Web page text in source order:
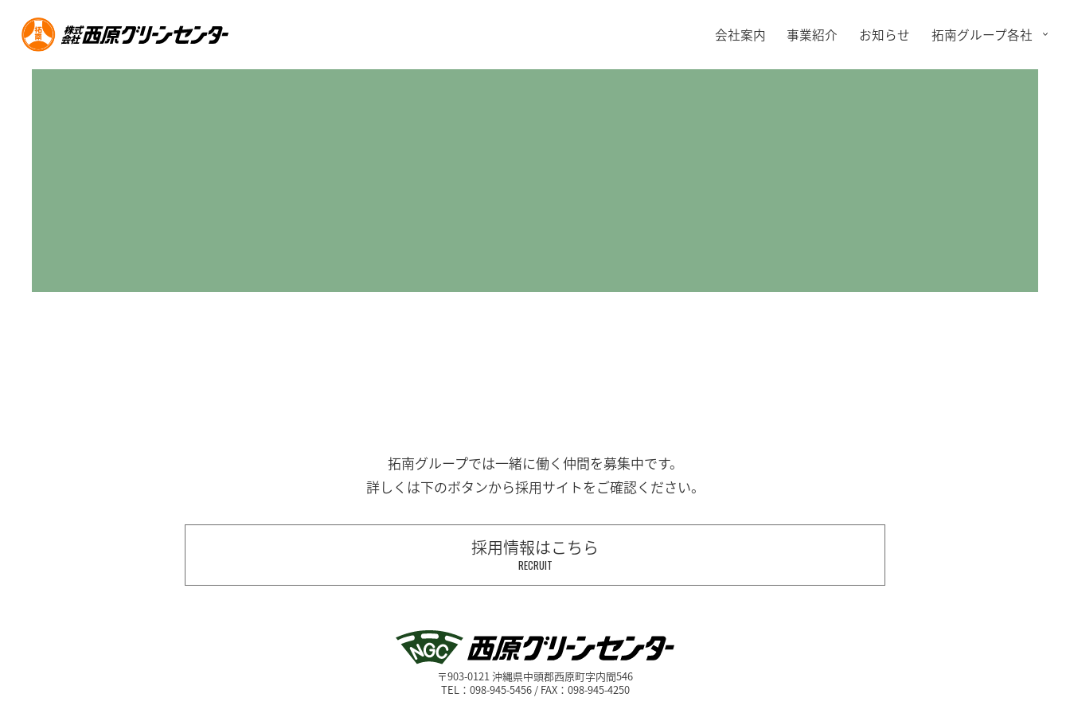
会社案内 事業紹介 お知らせ 拓南グループ各社
拓南グループでは一緒に働く 仲間を募集中です。
詳しくは下のボタンから採用サイトをご確認ください。
採用情報はこちら
RECRUIT
〒903-0121 沖縄県中頭郡西原町字内間546
TEL：098-945-5456 / FAX：098-945-4250